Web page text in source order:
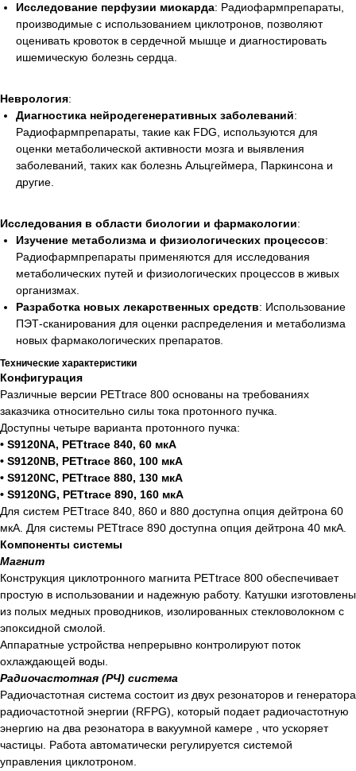
Исследование перфузии миокарда: Радиофармпрепараты,
производимые с использованием циклотронов, позволяют
оценивать кровоток в сердечной мышце и диагностировать
ишемическую болезнь сердца.
Неврология:
Диагностика нейродегенеративных заболеваний:
Радиофармпрепараты, такие как FDG, используются для
оценки метаболической активности мозга и выявления
заболеваний, таких как болезнь Альцгеймера, Паркинсона и
другие.
Исследования в области биологии и фармакологии:
Изучение метаболизма и физиологических процессов:
Радиофармпрепараты применяются для исследования
метаболических путей и физиологических процессов в живых
организмах.
Разработка новых лекарственных средств: Использование
ПЭТ-сканирования для оценки распределения и метаболизма
новых фармакологических препаратов.
Технические характеристики
Конфигурация
Различные версии PETtrace 800 основаны на требованиях
заказчика относительно силы тока протонного пучка.
Доступны четыре варианта протонного пучка:
• S9120NA, PETtrace 840, 60 мкА
• S9120NB, PETtrace 860, 100 мкА
• S9120NC, PETtrace 880, 130 мкА
• S9120NG, PETtrace 890, 160 мкА
Для систем PETtrace 840, 860 и 880 доступна опция дейтрона 60
мкА. Для системы PETtrace 890 доступна опция дейтрона 40 мкА.
Компоненты системы
Магнит
Конструкция циклотронного магнита PETtrace 800 обеспечивает
простую в использовании и надежную работу. Катушки изготовлены
из полых медных проводников, изолированных стекловолокном с
эпоксидной смолой.
Аппаратные устройства непрерывно контролируют поток
охлаждающей воды.
Радиочастотная (РЧ) система
Радиочастотная система состоит из двух резонаторов и генератора
радиочастотной энергии (RFPG), который подает радиочастотную
энергию на два резонатора в вакуумной камере , что ускоряет
частицы. Работа автоматически регулируется системой
управления циклотроном.